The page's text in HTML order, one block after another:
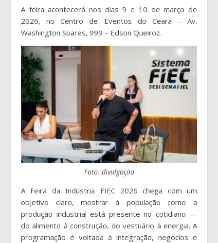
A feira acontecerá nos dias 9 e 10 de março de
2026, no Centro de Eventos do Ceará – Av.
Washington Soares, 999 – Edson Queiroz.
Foto: divulgação
A Feira da Indústria FIEC 2026 chega com um
objetivo claro, mostrar à população como a
produção industrial está presente no cotidiano —
do alimento à construção, do vestuário à energia. A
programação é voltada à integração, negócios e